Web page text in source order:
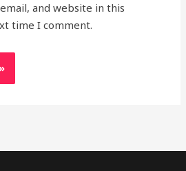
and website in this
time I comment.